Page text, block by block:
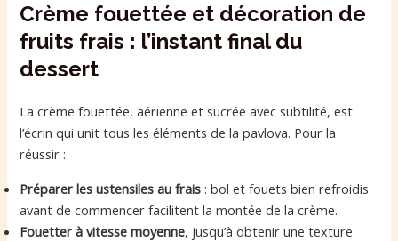
Crème fouettée et décoration de
fruits frais : l’instant final du
dessert
La crème fouettée, aérienne et sucrée avec subtilité, est
l’écrin qui unit tous les éléments de la pavlova. Pour la
réussir :
Préparer les ustensiles au frais : bol et fouets bien refroidis
avant de commencer facilitent la montée de la crème.
Fouetter à vitesse moyenne, jusqu’à obtenir une texture